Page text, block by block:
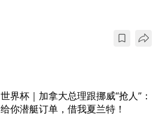
世界杯｜加拿大总理跟挪威“抢人”：
给你潜艇订单，借我夏兰特！